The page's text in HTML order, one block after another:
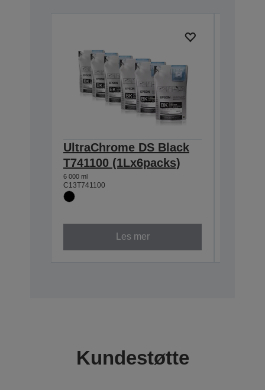
UltraChrome DS Black
T741100 (1Lx6packs)
6 000 ml
C13T741100
Les mer
Kundestøtte